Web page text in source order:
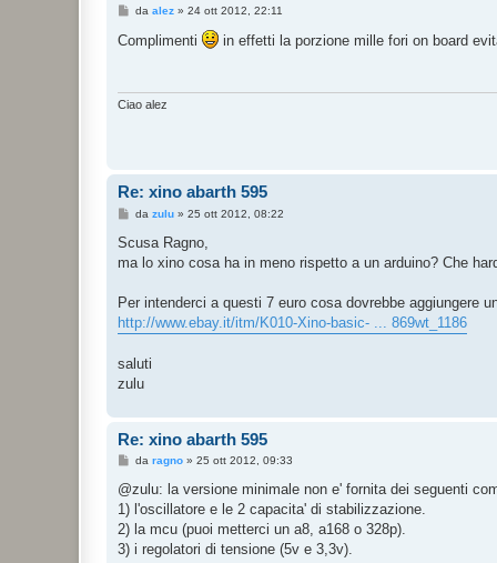
M
s
s
i
da alez» 24 ott 2012, 22:11
Complimenti in effetti la porzione mille fori on board
Ciao alez
Re: xino abarth 595
M
s
a
i
o
da zulu» 25 ott 2012, 08:22
Scusa Ragno,
ma lo xino cosa ha in meno rispetto a un arduino? Che
Per intenderci a questi 7 euro cosa dovrebbe aggiungere
http://www.ebay.it/itm/K010-Xino-basic- ... 869wt_1186
saluti
zulu
Re: xino abarth 595
M
s
a
g
da ragno» 25 ott 2012, 09:33
@zulu: la versione minimale non e' fornita dei seguenti
1) l'oscillatore e le 2 capacita' di stabilizzazione.
2) la mcu (puoi metterci un a8, a168 o 328p).
3) i regolatori di tensione (5v e 3,3v).